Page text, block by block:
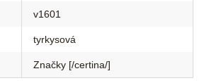
v1601
tyrkysová
Značky [/certina/]